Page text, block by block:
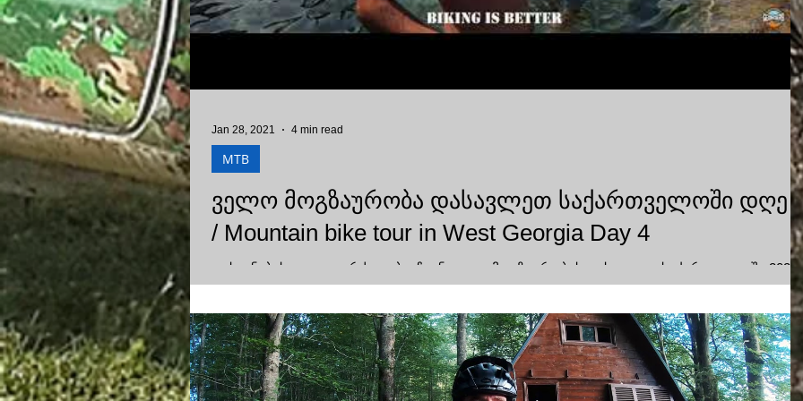
ველო მოგზაურობა დასავლეთ საქართველოში დღე
/ Mountain bike tour in West Georgia Day 4
დასვენების დღე: ვაგრძელებთ ჩვენ ველო მოგზაურობას დასავლეთ საქართველოში 2020
და დღევანდელი ვიდეო გაგრძელებაა ჩვენი ველო მოგზაურობის სადაც...
MTB
Jan 28, 2021 4 min read